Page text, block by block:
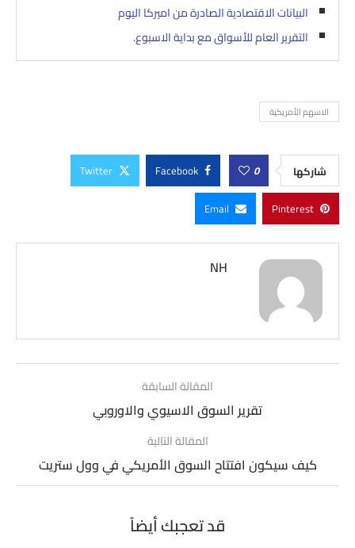
البيانات الاقتصادية الصادرة من اميركا اليوم
التقرير العام للأسواق مع بداية الاسبوع.
الاسهم الأمريكية
شاركها 0
Facebook
Twitter
Pinterest
Email
NH
المقالة السابقة
تقرير السوق الاسيوي والاوروبي
المقالة التالية
كيف سيكون افتتاح السوق الأمريكي في وول ستريت
قد تعجبك أيضاً